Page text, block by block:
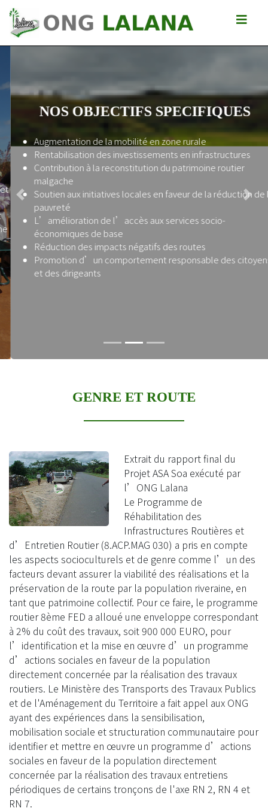
NOS OBJECTIFS SPECIFIQUES
Augmentation de la mobilité en zone rurale
Rentabilisation des investissements en infrastructures
Contribution à la reconstitution du patrimoine routier
malgache
Soutien aux initiatives locales en faveur de la réduction de la
pauvreté
L’amélioration de l’accès aux services socio-
économiques de base
Réduction des impacts négatifs des routes
Promotion d’un comportement responsable des citoyens
et des dirigeants
Previous Next
GENRE ET ROUTE
Extrait du rapport final du
Projet ASA Soa exécuté par
l’ONG Lalana
Le Programme de
Réhabilitation des
Infrastructures Routières et
d’Entretien Routier (8.ACP.MAG 030) a pris en compte
les aspects socioculturels et de genre comme l’un des
facteurs devant assurer la viabilité des réalisations et la
préservation de la route par la population riveraine, en
tant que patrimoine collectif. Pour ce faire, le programme
routier 8ème FED a alloué une enveloppe correspondant
à 2% du coût des travaux, soit 900 000 EURO, pour
l’identification et la mise en œuvre d’un programme
d’actions sociales en faveur de la population
directement concernée par la réalisation des travaux
routiers. Le Ministère des Transports des Travaux Publics
et de l'Aménagement du Territoire a fait appel aux ONG
ayant des expériences dans la sensibilisation,
mobilisation sociale et structuration communautaire pour
identifier et mettre en œuvre un programme d’actions
sociales en faveur de la population directement
concernée par la réalisation des travaux entretiens
périodiques de certains tronçons de l'axe RN 2, RN 4 et
RN 7.